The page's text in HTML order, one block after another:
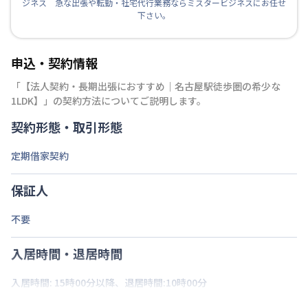
下さい。
申込・契約情報
「 【法人契約・長期出張におすすめ｜名古屋駅徒歩圏の希少な
1LDK】
」の契約方法についてご説明します。
契約形態・取引形態
定期借家契約
保証人
不要
入居時間・退居時間
入居時間: 15時00分以降、退居時間:10時00分